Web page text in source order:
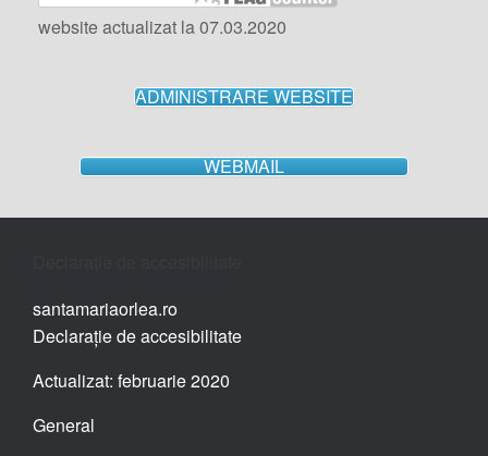
website actualizat la 07.03.2020
ADMINISTRARE WEBSITE
WEBMAIL
santamariaorlea.ro
Declarație de accesibilitate
Actualizat: februarie 2020
General